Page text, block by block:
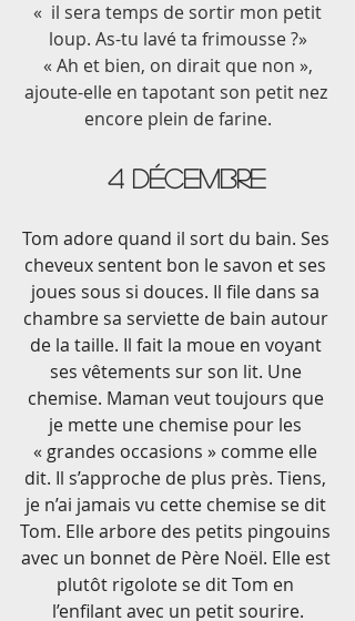
loup. As-tu lavé ta frimousse ?»
« Ah et bien, on dirait que non »,
ajoute-elle en tapotant son petit nez
encore plein de farine.
4 décembre
Tom adore quand il sort du bain. Ses
cheveux sentent bon le savon et ses
joues sous si douces. Il file dans sa
chambre sa serviette de bain autour
de la taille. Il fait la moue en voyant
ses vêtements sur son lit. Une
chemise. Maman veut toujours que
je mette une chemise pour les
« grandes occasions » comme elle
dit. Il s’approche de plus près. Tiens,
je n’ai jamais vu cette chemise se dit
Tom. Elle arbore des petits pingouins
avec un bonnet de Père Noël. Elle est
plutôt rigolote se dit Tom en
l’enfilant avec un petit sourire.